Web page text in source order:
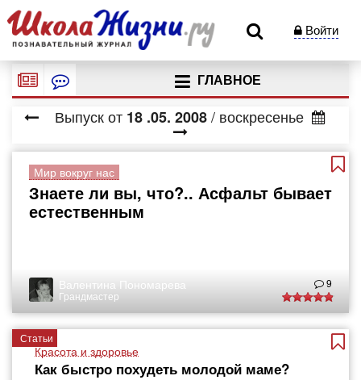
Войти
ГЛАВНОЕ
Выпуск от 18 .05. 2008 / воскресенье
Мир вокруг нас
Знаете ли вы, что?.. Асфальт бывает
естественным
Валентина Пономарева
Грандмастер
9
Статьи
Красота и здоровье
Как быстро похудеть молодой маме?